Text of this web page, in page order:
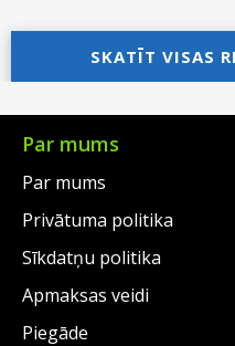
was:
€112.00.
price
is:
€83.00.
SKATĪT VISAS
Par mums
Par mums
Privātuma politika
Sīkdatņu politika
Apmaksas veidi
Piegāde